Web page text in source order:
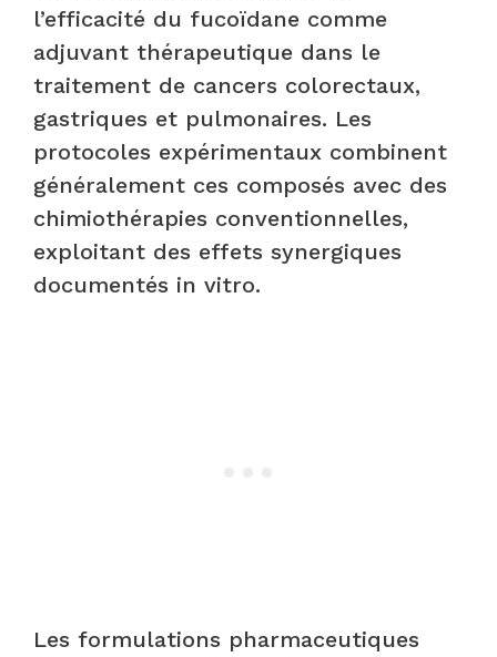
l’efficacité du fucoïdane comme
adjuvant thérapeutique dans le
traitement de cancers colorectaux,
gastriques et pulmonaires. Les
protocoles expérimentaux combinent
généralement ces composés avec des
chimiothérapies conventionnelles,
exploitant des effets synergiques
documentés in vitro.
Les formulations pharmaceutiques